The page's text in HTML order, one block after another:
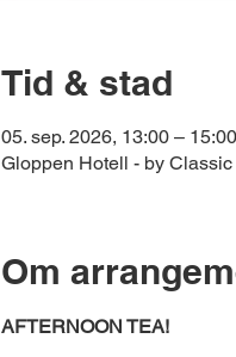
Tid & stad
05. sep. 2026, 13:00 – 15:00
Gloppen Hotell - by
Om
AFTERNOON TEA!